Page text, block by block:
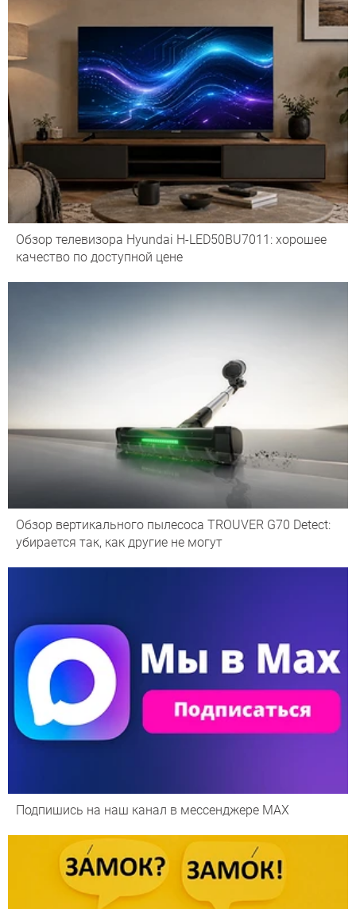
Обзор телевизора Hyundai H-LED50BU7011: хорошее
качество по доступной цене
Обзор вертикального пылесоса TROUVER G70 Detect:
убирается так, как другие не могут
Подпишись на наш канал в мессенджере МАХ